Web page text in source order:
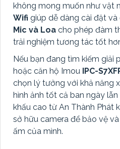
không mong muốn như vật
Wifi giúp dễ dàng cài đặt và
Mic và Loa cho phép đàm
trải nghiệm tương tác tốt
Nếu bạn đang tìm kiếm giải
hoặc căn hộ Imou IPC-
chọn lý tưởng với khả năng
hình ảnh tốt cả ban ngày
khấu cao từ An Thành Phát
sở hữu camera để bảo vệ
ấm của mình.